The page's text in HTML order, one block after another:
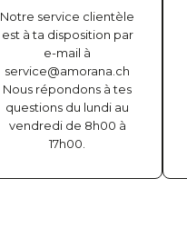
Notre service clientèle
est à ta disposition par
e-mail à
service@amorana.ch
Nous répondons à tes
questions du lundi au
vendredi de 8h00 à
17h00.